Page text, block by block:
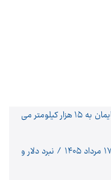
امام‌جمعه اهواز: با افزایش برد موشک هایمان به ۱۵ هزار کیلومتر می
پیش ‌بینی قیمت دلار، طلا و سکه شنبه ۱۷ مرداد ۱۴۰۵ / نبرد دلار و